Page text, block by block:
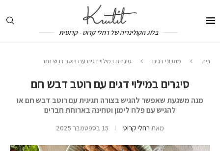
בלוג הקולינריה של רחלי קרוט - קרוטית
בית מתכוני דגים סיגרים במילוי דגים עם רוטב דבש חם
סיגרים במילוי דגים עם רוטב דבש חם
מנה משגעת שאפשר להגיש בצורה חגיגית עם רוטב דבש חם או
להגיש עם פלח לימון וטחינה בארוחת חברים
מאת רחלי קרוט 15 בספטמבר 2025